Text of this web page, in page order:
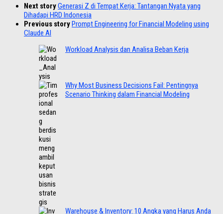
Next storyGenerasi Z di Tempat Kerja: Tantangan Nyata yang
Dihadapi HRD Indonesia
Previous storyPrompt Engineering for Financial Modeling using
Claude AI
Workload Analysis dan Analisa Beban Kerja
Why Most Business Decisions Fail: Pentingnya
Scenario Thinking dalam Financial Modeling
Warehouse & Inventory: 10 Angka yang Harus Anda